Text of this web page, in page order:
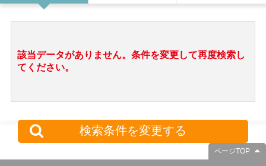
該当データがありません。条件を変更して再度検索し
てください。
検索条件を変更する
ページTOP